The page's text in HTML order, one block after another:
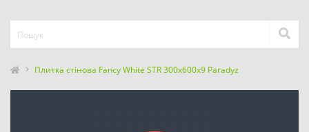
Плитка стінова Fancy White STR 300x600x9 Paradyz